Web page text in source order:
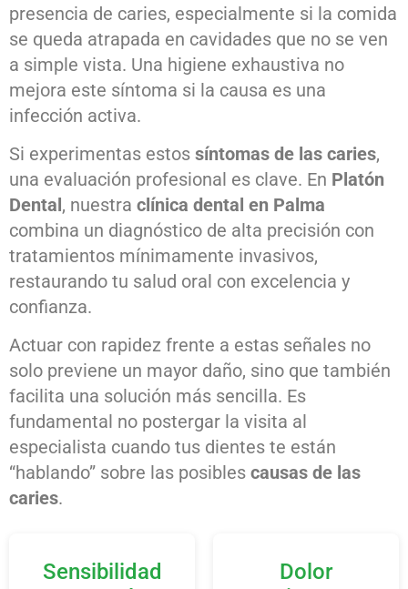
presencia de caries, especialmente si la comida
se queda atrapada en cavidades que no se ven
a simple vista. Una higiene exhaustiva no
mejora este síntoma si la causa es una
infección activa.
Si experimentas estos síntomas de las caries,
una evaluación profesional es clave. En Platón
Dental, nuestra clínica dental en Palma
combina un diagnóstico de alta precisión con
tratamientos mínimamente invasivos,
restaurando tu salud oral con excelencia y
confianza.
Actuar con rapidez frente a estas señales no
solo previene un mayor daño, sino que también
facilita una solución más sencilla. Es
fundamental no postergar la visita al
especialista cuando tus dientes te están
“hablando” sobre las posibles causas de las
caries.
Sensibilidad
Dolor